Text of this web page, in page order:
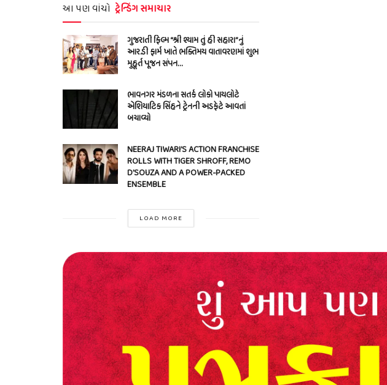
આ પણ વાંચો ટ્રેન્ડિંગ સમાચાર
ગુજરાતી ફિલ્મ “શ્રી શ્યામ તું હી સહારા”નું
આર.ડી ફાર્મ ખાતે ભક્તિમય વાતાવરણમાં શુભ
મુહૂર્ત પૂજન સંપન…
ભાવનગર મંડળના સતર્ક લોકો પાયલોટે
એશિયાટિક સિંહને ટ્રેનની અડફેટે આવતાં
બચાવ્યો
NEERAJ TIWARI’S ACTION FRANCHISE
ROLLS WITH TIGER SHROFF, REMO
D’SOUZA AND A POWER-PACKED
ENSEMBLE
LOAD MORE